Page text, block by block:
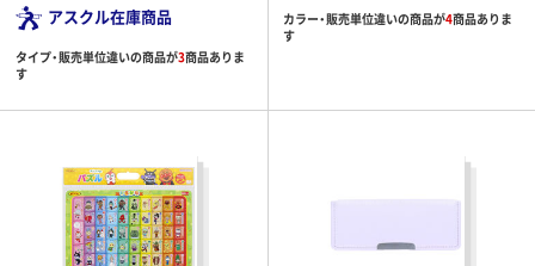
アスクル在庫商品
タイプ・販売単位違いの商品が3商品ありま
す
カラー・販売単位違いの商品が4商品ありま
す